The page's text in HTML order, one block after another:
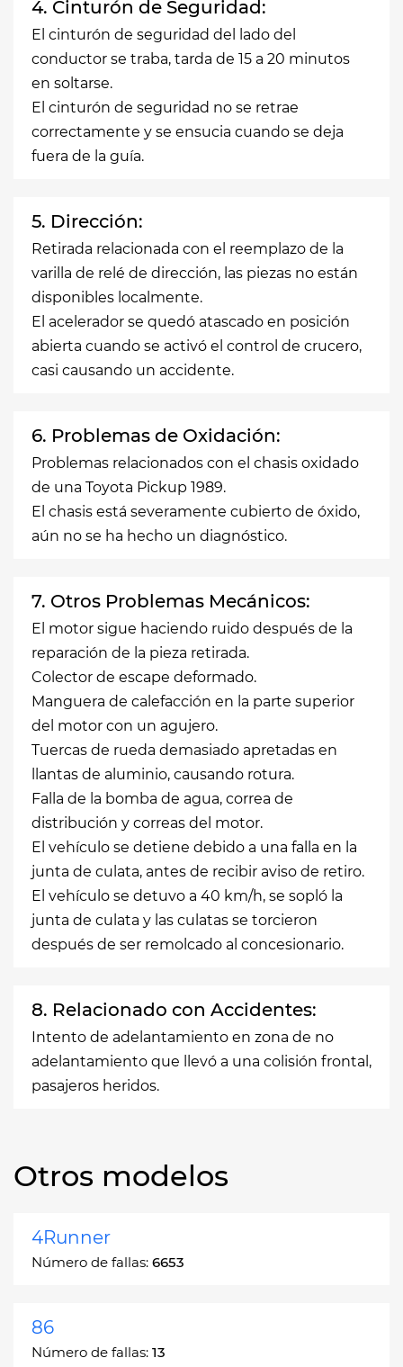
4. Cinturón de Seguridad:
El cinturón de seguridad del lado del
conductor se traba, tarda de 15 a 20 minutos
en soltarse.
El cinturón de seguridad no se retrae
correctamente y se ensucia cuando se deja
fuera de la guía.
5. Dirección:
Retirada relacionada con el reemplazo de la
varilla de relé de dirección, las piezas no están
disponibles localmente.
El acelerador se quedó atascado en posición
abierta cuando se activó el control de crucero,
casi causando un accidente.
6. Problemas de Oxidación:
Problemas relacionados con el chasis oxidado
de una Toyota Pickup 1989.
El chasis está severamente cubierto de óxido,
aún no se ha hecho un diagnóstico.
7. Otros Problemas Mecánicos:
El motor sigue haciendo ruido después de la
reparación de la pieza retirada.
Colector de escape deformado.
Manguera de calefacción en la parte superior
del motor con un agujero.
Tuercas de rueda demasiado apretadas en
llantas de aluminio, causando rotura.
Falla de la bomba de agua, correa de
distribución y correas del motor.
El vehículo se detiene debido a una falla en la
junta de culata, antes de recibir aviso de retiro.
El vehículo se detuvo a 40 km/h, se sopló la
junta de culata y las culatas se torcieron
después de ser remolcado al concesionario.
8. Relacionado con Accidentes:
Intento de adelantamiento en zona de no
adelantamiento que llevó a una colisión frontal,
pasajeros heridos.
Otros modelos
4Runner
Número de fallas: 6653
86
Número de fallas: 13